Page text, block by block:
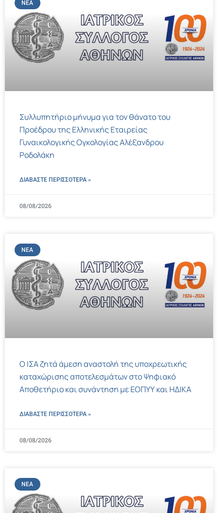
ΝΈΑ
Συλλυπητήριο μήνυμα για τον θάνατο του
Προέδρου της Ελληνικής Εταιρείας
Γυναικολογικής Ογκολογίας Αλέξανδρου
Ροδολάκη
ΔΙΑΒΑΣΤΕ ΠΕΡΙΣΣΌΤΕΡΑ »
08/08/2026
ΝΈΑ
Ο ΙΣΑ ζητά άμεση αναστολή της υποχρεωτικής
καταχώρισης αποτελεσμάτων στο Ψηφιακό
Αποθετήριο και συνάντηση με ΕΟΠΥΥ και ΗΔΙΚΑ
ΔΙΑΒΑΣΤΕ ΠΕΡΙΣΣΌΤΕΡΑ »
08/08/2026
ΝΈΑ